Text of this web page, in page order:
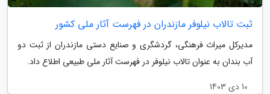
ثبت تالاب نیلوفر مازندران در فهرست آثار ملی کشور
مدیرکل میراث فرهنگی، گردشگری و صنایع دستی مازندران از ثبت دو
آب بندان به عنوان تالاب نیلوفر در فهرست آثار ملی طبیعی اطلاع داد.
10 دی 1403